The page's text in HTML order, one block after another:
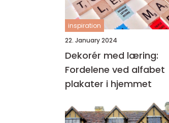
inspiration
22. January 2024
Dekorér med læring:
Fordelene ved alfabet
plakater i hjemmet